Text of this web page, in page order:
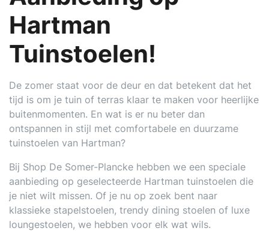
Hartman
Tuinstoelen!
De zomer staat voor de deur en dat betekent dat het
tijd is om je tuin of terras klaar te maken voor heerlijke
buitenmomenten. En wat is er nu beter dan
ontspannen in stijl met comfortabele en duurzame
tuinstoelen van Hartman?
Bij Shop De Somer-Plancke hebben we een speciale
aanbieding op geselecteerde Hartman tuinstoelen die
je niet wilt missen. Of je nu op zoek bent naar
klassieke stapelstoelen, trendy dining stoelen of luxe
loungestoelen, we hebben voor elk wat wils.